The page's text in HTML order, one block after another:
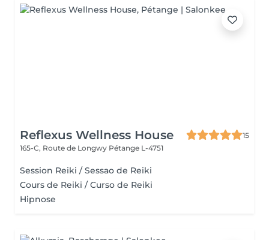
Reflexus Wellness House
15
165-C, Route de Longwy Pétange L-4751
Session Reiki / Sessao de Reiki
Cours de Reiki / Curso de Reiki
Hipnose